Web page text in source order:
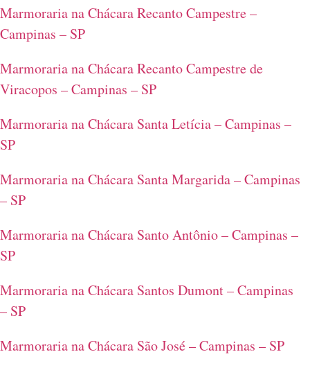
Marmoraria na Chácara Recanto Campestre –
Campinas – SP
Marmoraria na Chácara Recanto Campestre de
Viracopos – Campinas – SP
Marmoraria na Chácara Santa Letícia – Campinas –
SP
Marmoraria na Chácara Santa Margarida – Campinas
– SP
Marmoraria na Chácara Santo Antônio – Campinas –
SP
Marmoraria na Chácara Santos Dumont – Campinas
– SP
Marmoraria na Chácara São José – Campinas – SP